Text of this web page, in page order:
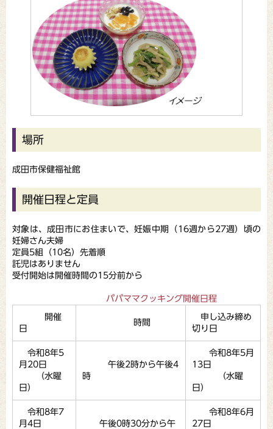
場所
成田市保健福祉館
開催日程と定員
対象は、成田市にお住まいで、妊娠中期（16週から27週）頃の
妊婦さん夫婦
定員5組（10名）先着順
託児はありません
受付開始は開催時間の15分前から
パパママクッキング開催日程
開催
日
時間
申し込み締め
切り日
令和8年5
月20日
（水曜
日）
午後2時から午後4
時
令和8年5月
13日
（水曜
日）
令和8年7
月4日
午後0時30分から午
令和8年6月
27日